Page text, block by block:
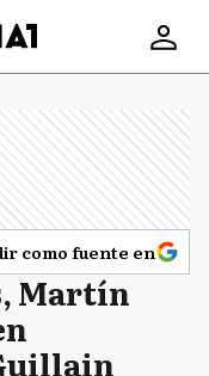
como fuente en
Martín